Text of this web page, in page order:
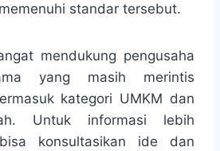
standar tersebut.
mendukung pengusaha
yang masih merintis
kategori UMKM dan
Untuk informasi lebih
konsultasikan ide dan